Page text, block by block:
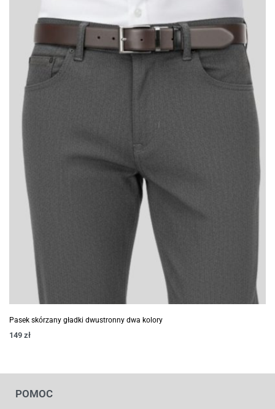
Pasek skórzany gładki dwustronny dwa kolory
149 zł
POMOC